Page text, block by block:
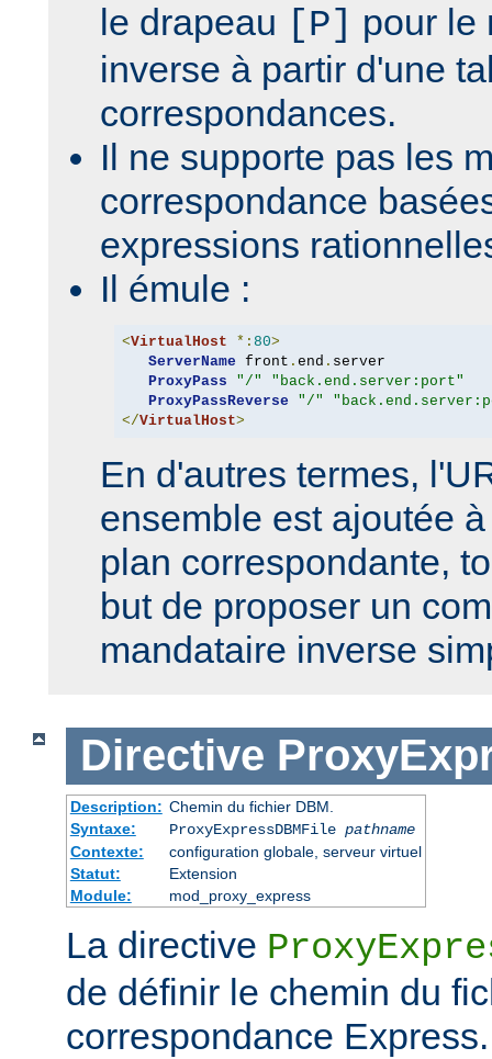
le drapeau
[P]
pour le
inverse à partir d'une
correspondances.
Il ne supporte pas les
correspondance
expressions
Il émule :
<VirtualHost *: 80>
ServerName front . end . server
ProxyPass
"/"
"back.end.server:port"
ProxyPassReverse
"/"
</VirtualHost>
En d'autres termes,
ensemble est ajoutée
plan correspondante,
but de proposer un
mandataire inverse
Directive
Description: Chemin du fichier DBM.
Syntaxe:
ProxyExpressDBMFile pathname
Contexte:
configuration globale, serveur virtuel
Statut:
Extension
Module:
mod_proxy_express
La directive
de définir le chemin du
correspondance